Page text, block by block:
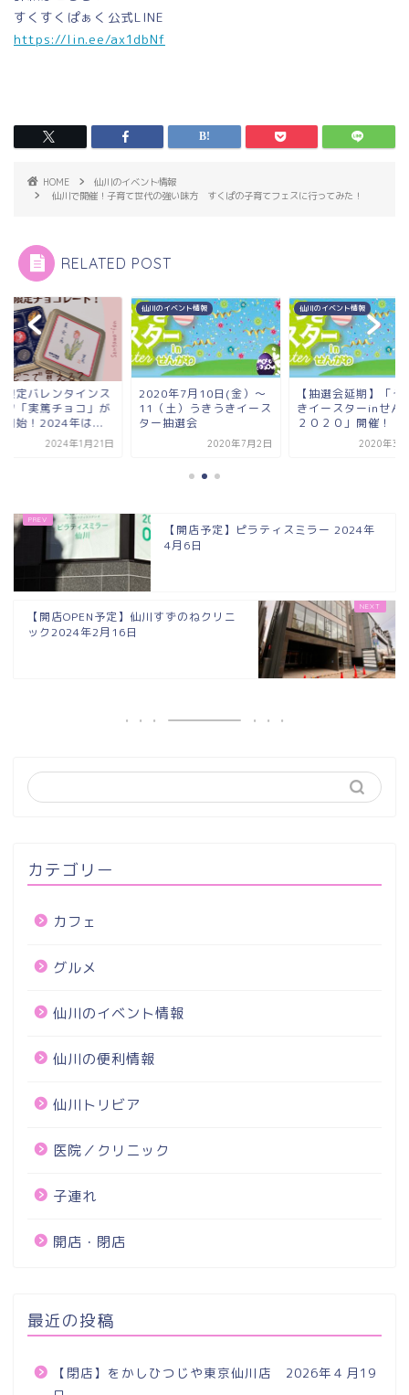
すくすくぱぁく公式LINE
https://lin.ee/ax1dbNf
HOME
仙川のイベント情報
仙川で開催！子育て世代の強い味方 すくぱの子育てフェスに行ってみた！
RELATED POST
限定バレンタインス
ツ「実篤チョコ」が
開始！2024年は...
2024年1月21日
仙川のイベント情報
2020年7月10日(金）〜
11（土）うきうきイース
ター抽選会
2020年7月2日
仙川のイベント情報
【抽選会延期】「う
きイースターinせん
２０２０」開催！
2020年3
【開店予定】ピラティスミラー 2024年
4月6日
【開店OPEN予定】仙川すずのねクリニ
ック2024年2月16日
カテゴリー
カフェ
グルメ
仙川のイベント情報
仙川の便利情報
仙川トリビア
医院／クリニック
子連れ
開店・閉店
最近の投稿
【閉店】をかしひつじや東京仙川店 2026年４月19